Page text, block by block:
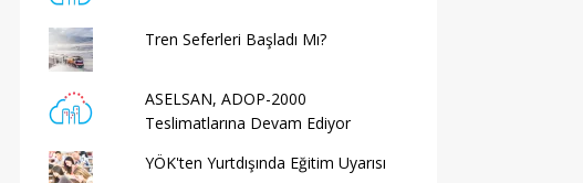
Tren Seferleri Başladı Mı?
ASELSAN, ADOP-2000
Teslimatlarına Devam Ediyor
YÖK'ten Yurtdışında Eğitim Uyarısı